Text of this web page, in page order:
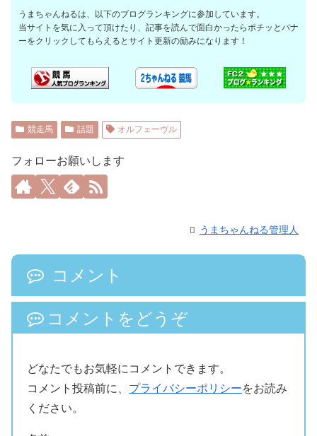
うまちゃんねるは、以下のブログランキングに参加しています。
当サイトを気に入って頂けたり、記事を読んで面白かったらポチッとバナ
ーをクリックしてもらえるとサイト更新の励みになります！
競走馬 話題 オルフェーヴル
フォローお願いします
うまちゃんねる管理人
コメント
コメントをどうぞ
どなたでもお気軽にコメントできます。
コメント投稿前に、 プライバシーポリシーをお読み
ください。